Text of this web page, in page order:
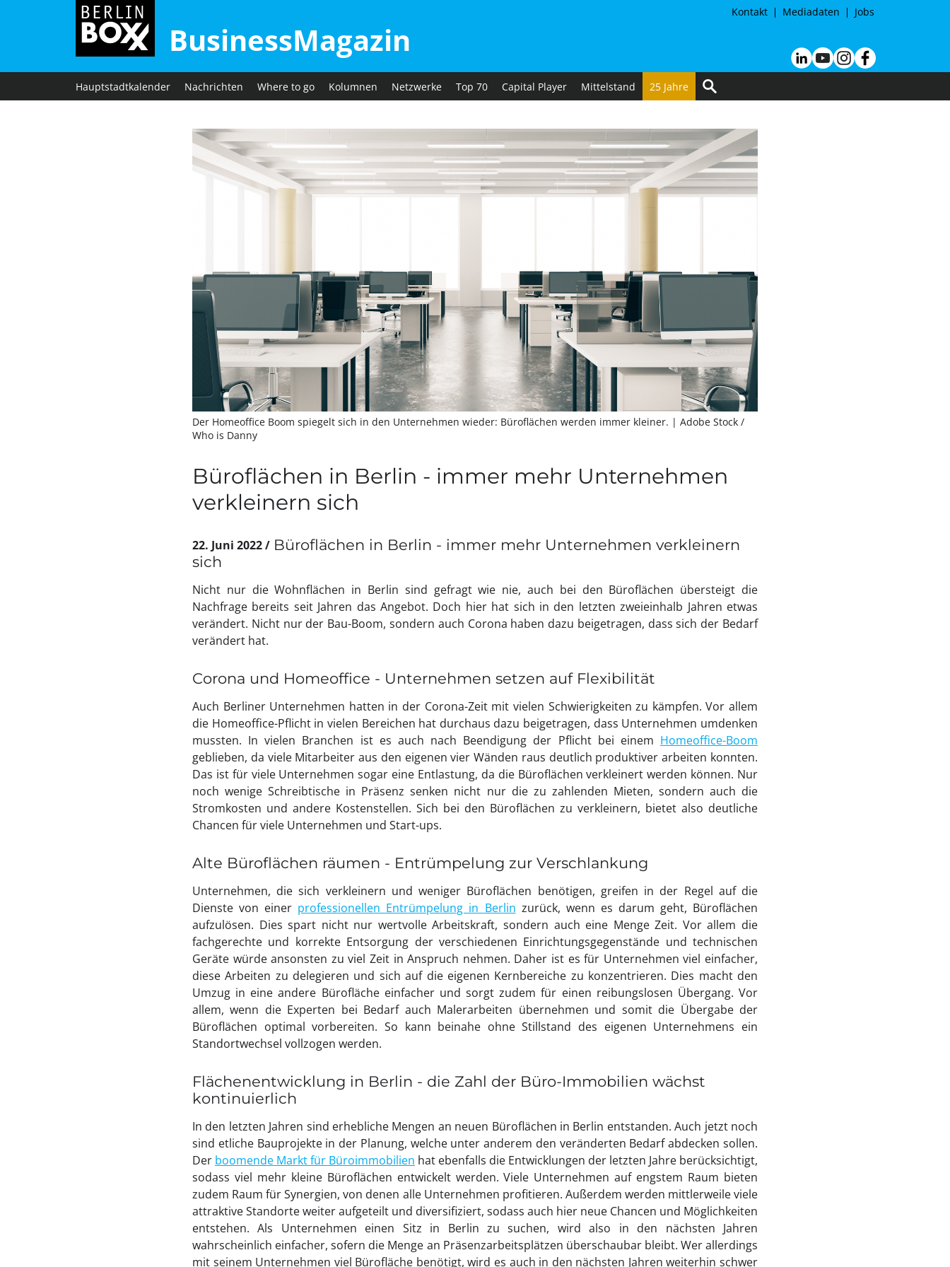
BusinessMagazin
Kontakt Mediadaten Jobs
Hauptstadtkalender Nachrichten Where to go Kolumnen Netzwerke Top 70 Capital Player Mittelstand 25 Jahre
Der Homeoffice Boom spiegelt sich in den Unternehmen wieder: Büroflächen werden immer kleiner. | Adobe Stock /
Who is Danny
Büroflächen in Berlin - immer mehr Unternehmen
verkleinern sich
22. Juni 2022
Büroflächen in Berlin - immer mehr Unternehmen verkleinern
sich
Nicht nur die Wohnflächen in Berlin sind gefragt wie nie, auch bei den Büroflächen übersteigt die
Nachfrage bereits seit Jahren das Angebot. Doch hier hat sich in den letzten zweieinhalb Jahren etwas
verändert. Nicht nur der Bau-Boom, sondern auch Corona haben dazu beigetragen, dass sich der Bedarf
verändert hat.
Corona und Homeoffice - Unternehmen setzen auf Flexibilität
Auch Berliner Unternehmen hatten in der Corona-Zeit mit vielen Schwierigkeiten zu kämpfen. Vor allem
die Homeoffice-Pflicht in vielen Bereichen hat durchaus dazu beigetragen, dass Unternehmen umdenken
mussten. In vielen Branchen ist es auch nach Beendigung der Pflicht bei einem Homeoffice-Boom
geblieben, da viele Mitarbeiter aus den eigenen vier Wänden raus deutlich produktiver arbeiten konnten.
Das ist für viele Unternehmen sogar eine Entlastung, da die Büroflächen verkleinert werden können. Nur
noch wenige Schreibtische in Präsenz senken nicht nur die zu zahlenden Mieten, sondern auch die
Stromkosten und andere Kostenstellen. Sich bei den Büroflächen zu verkleinern, bietet also deutliche
Chancen für viele Unternehmen und Start-ups.
Alte Büroflächen räumen - Entrümpelung zur Verschlankung
Unternehmen, die sich verkleinern und weniger Büroflächen benötigen, greifen in der Regel auf die
Dienste von einer professionellen Entrümpelung in Berlin zurück, wenn es darum geht, Büroflächen
aufzulösen. Dies spart nicht nur wertvolle Arbeitskraft, sondern auch eine Menge Zeit. Vor allem die
fachgerechte und korrekte Entsorgung der verschiedenen Einrichtungsgegenstände und technischen
Geräte würde ansonsten zu viel Zeit in Anspruch nehmen. Daher ist es für Unternehmen viel einfacher,
diese Arbeiten zu delegieren und sich auf die eigenen Kernbereiche zu konzentrieren. Dies macht den
Umzug in eine andere Bürofläche einfacher und sorgt zudem für einen reibungslosen Übergang. Vor
allem, wenn die Experten bei Bedarf auch Malerarbeiten übernehmen und somit die Übergabe der
Büroflächen optimal vorbereiten. So kann beinahe ohne Stillstand des eigenen Unternehmens ein
Standortwechsel vollzogen werden.
Flächenentwicklung in Berlin - die Zahl der Büro-Immobilien wächst
kontinuierlich
In den letzten Jahren sind erhebliche Mengen an neuen Büroflächen in Berlin entstanden. Auch jetzt noch
sind etliche Bauprojekte in der Planung, welche unter anderem den veränderten Bedarf abdecken sollen.
Der boomende Markt für Büroimmobilien hat ebenfalls die Entwicklungen der letzten Jahre berücksichtigt,
sodass viel mehr kleine Büroflächen entwickelt werden. Viele Unternehmen auf engstem Raum bieten
zudem Raum für Synergien, von denen alle Unternehmen profitieren. Außerdem werden mittlerweile viele
attraktive Standorte weiter aufgeteilt und diversifiziert, sodass auch hier neue Chancen und Möglichkeiten
entstehen. Als Unternehmen einen Sitz in Berlin zu suchen, wird also in den nächsten Jahren
wahrscheinlich einfacher, sofern die Menge an Präsenzarbeitsplätzen überschaubar bleibt. Wer allerdings
mit seinem Unternehmen viel Bürofläche benötigt, wird es auch in den nächsten Jahren weiterhin schwer